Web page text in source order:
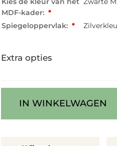
MDF-kader: *
Spiegeloppervlak: *
Extra opties
IN WINKELWAGEN